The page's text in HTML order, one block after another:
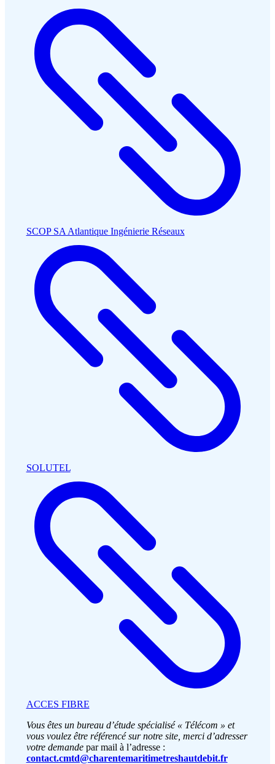
SCOP SA Atlantique Ingénierie Réseaux
SOLUTEL
ACCES FIBRE
Vous êtes un bureau d’étude spécialisé « Télécom » et
vous voulez être référencé sur notre site, merci d’adresser
votre demande par mail à l’adresse :
contact.cmtd@charentemaritimetreshautdebit.fr